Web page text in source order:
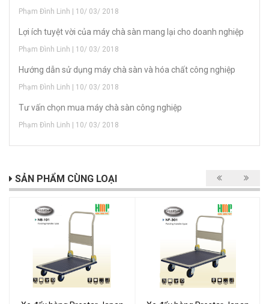
Phạm Đình Linh | 10/ 03/ 2018
Lợi ích tuyệt vời của máy chà sàn mang lại cho doanh nghiệp
Phạm Đình Linh | 10/ 03/ 2018
Hướng dẫn sử dụng máy chà sàn và hóa chất công nghiệp
Phạm Đình Linh | 10/ 03/ 2018
Tư vấn chọn mua máy chà sàn công nghiệp
Phạm Đình Linh | 10/ 03/ 2018
SẢN PHẨM CÙNG LOẠI